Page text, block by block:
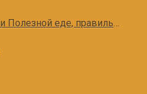
Сайт о Вкусной и Полезной еде, правильном и здоровом питании